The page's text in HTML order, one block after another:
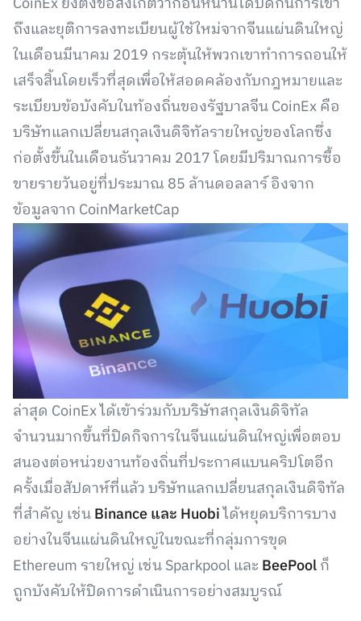
ถึงและยุติการลงทะเบียนผู้ใช้ใหม่จากจีนแผ่นดินใหญ่
ในเดือนมีนาคม 2019 กระตุ้นให้พวกเขาทำการถอนให้
เสร็จสิ้นโดยเร็วที่สุดเพื่อให้สอดคล้องกับกฎหมายและ
ระเบียบข้อบังคับในท้องถิ่นของรัฐบาลจีน CoinEx คือ
บริษัทแลกเปลี่ยนสกุลเงินดิจิทัลรายใหญ่ของโลกซึ่ง
ก่อตั้งขึ้นในเดือนธันวาคม 2017 โดยมีปริมาณการซื้อ
ขายรายวันอยู่ที่ประมาณ 85 ล้านดอลลาร์ อิงจาก
ข้อมูลจาก CoinMarketCap
ล่าสุด CoinEx ได้เข้าร่วมกับบริษัทสกุลเงินดิจิทัล
จำนวนมากขึ้นที่ปิดกิจการในจีนแผ่นดินใหญ่เพื่อตอบ
สนองต่อหน่วยงานท้องถิ่นที่ประกาศแบนคริปโตอีก
ครั้งเมื่อสัปดาห์ที่แล้ว บริษัทแลกเปลี่ยนสกุลเงินดิจิทัล
ที่สำคัญ เช่นBinance และ Huobiได้หยุดบริการบาง
อย่างในจีนแผ่นดินใหญ่ในขณะที่กลุ่มการขุด
Ethereum รายใหญ่ เช่น Sparkpool และ BeePoolก็
ถูกบังคับให้ปิดการดำเนินการอย่างสมบูรณ์